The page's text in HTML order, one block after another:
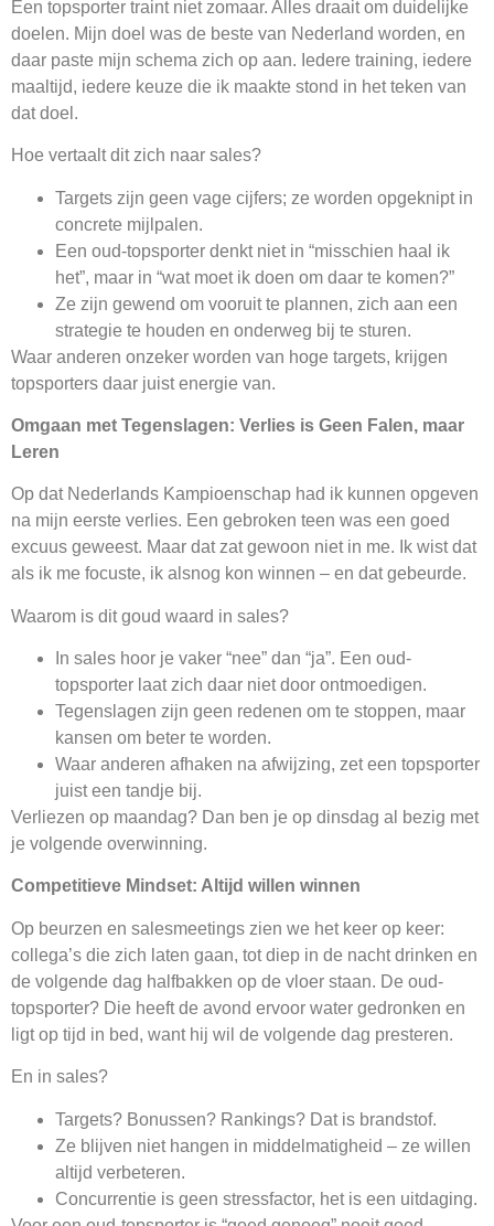
Een topsporter traint niet zomaar. Alles draait om duidelijke
doelen. Mijn doel was de beste van Nederland worden, en
daar paste mijn schema zich op aan. Iedere training, iedere
maaltijd, iedere keuze die ik maakte stond in het teken van
dat doel.
Hoe vertaalt dit zich naar sales?
Targets zijn geen vage cijfers; ze worden opgeknipt in
concrete mijlpalen.
Een oud-topsporter denkt niet in “misschien haal ik
het”, maar in “wat moet ik doen om daar te komen?”
Ze zijn gewend om vooruit te plannen, zich aan een
strategie te houden en onderweg bij te sturen.
Waar anderen onzeker worden van hoge targets, krijgen
topsporters daar juist energie van.
Omgaan met Tegenslagen: Verlies is Geen Falen, maar
Leren
Op dat Nederlands Kampioenschap had ik kunnen opgeven
na mijn eerste verlies. Een gebroken teen was een goed
excuus geweest. Maar dat zat gewoon niet in me. Ik wist dat
als ik me focuste, ik alsnog kon winnen – en dat gebeurde.
Waarom is dit goud waard in sales?
In sales hoor je vaker “nee” dan “ja”. Een oud-
topsporter laat zich daar niet door ontmoedigen.
Tegenslagen zijn geen redenen om te stoppen, maar
kansen om beter te worden.
Waar anderen afhaken na afwijzing, zet een topsporter
juist een tandje bij.
Verliezen op maandag? Dan ben je op dinsdag al bezig met
je volgende overwinning.
Competitieve Mindset: Altijd willen winnen
Op beurzen en salesmeetings zien we het keer op keer:
collega’s die zich laten gaan, tot diep in de nacht drinken en
de volgende dag halfbakken op de vloer staan. De oud-
topsporter? Die heeft de avond ervoor water gedronken en
ligt op tijd in bed, want hij wil de volgende dag presteren.
En in sales?
Targets? Bonussen? Rankings? Dat is brandstof.
Ze blijven niet hangen in middelmatigheid – ze willen
altijd verbeteren.
Concurrentie is geen stressfactor, het is een uitdaging.